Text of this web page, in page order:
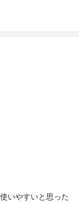
いやすいと思った